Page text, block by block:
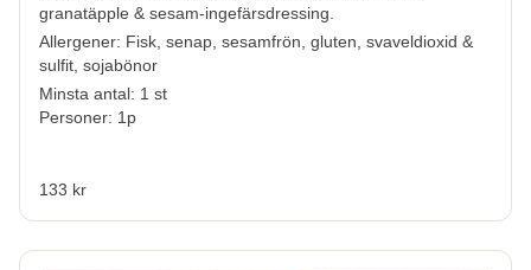
granatäpple & sesam-ingefärsdressing.
Allergener: Fisk, senap, sesamfrön, gluten, svaveldioxid &
sulfit, sojabönor
Minsta antal: 1 st
Personer: 1p
133 kr